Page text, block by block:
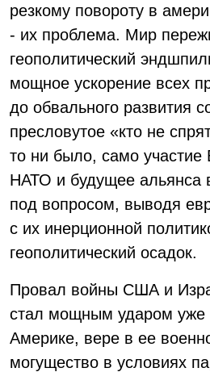
резкому повороту в
- их проблема. Мир
геополитический
мощное ускорение всех
до обвального развития
пресловутое «кто не
то ни было, само участие
НАТО и будущее альянса
под вопросом, выводя
с их инерционной
геополитический осадок.
Провал войны США и
стал мощным ударом уже
Америке, вере в ее
могущество в условиях